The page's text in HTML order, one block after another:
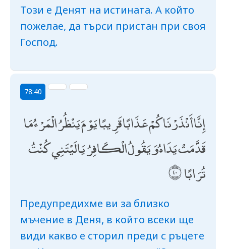
Този е Денят на истината. А който
пожелае, да търси пристан при своя
Господ.
78:40
إِنَّا أَنْذَرْنَاكُمْ عَذَابًا قَرِيبًا يَوْمَ يَنْظُرُ الْمَرْءُ مَا
قَدَّمَتْ يَدَاهُ وَيَقُولُ الْكَافِرُ يَا لَيْتَنِي كُنْتُ
تُرَابًا
Предупредихме ви за близко
мъчение в Деня, в който всеки ще
види какво е сторил преди с ръцете